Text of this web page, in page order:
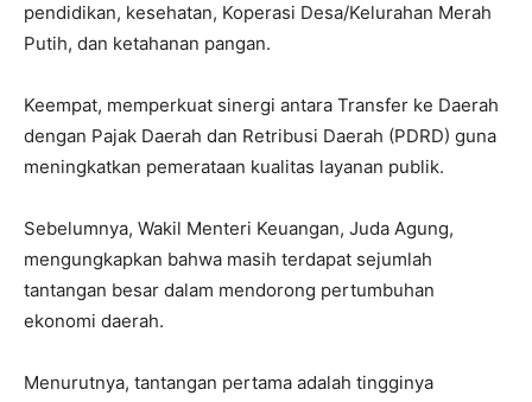
pendidikan, kesehatan, Koperasi Desa/Kelurahan Merah
Putih, dan ketahanan pangan.
Keempat, memperkuat sinergi antara Transfer ke Daerah
dengan Pajak Daerah dan Retribusi Daerah (PDRD) guna
meningkatkan pemerataan kualitas layanan publik.
Sebelumnya, Wakil Menteri Keuangan, Juda Agung,
mengungkapkan bahwa masih terdapat sejumlah
tantangan besar dalam mendorong pertumbuhan
ekonomi daerah.
Menurutnya, tantangan pertama adalah tingginya